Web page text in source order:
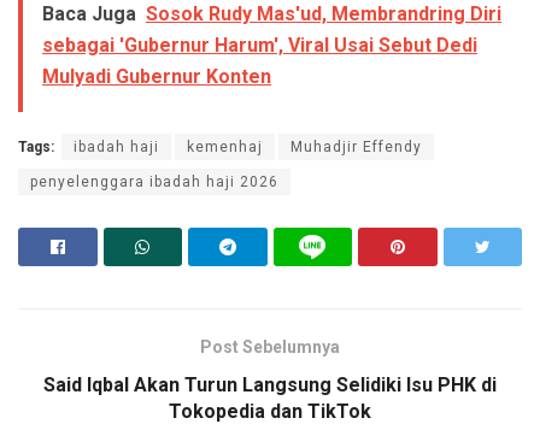
Baca Juga Sosok Rudy Mas'ud, Membrandring Diri
sebagai 'Gubernur Harum', Viral Usai Sebut Dedi
Mulyadi Gubernur Konten
Tags: ibadah haji kemenhaj Muhadjir Effendy
penyelenggara ibadah haji 2026
Post Sebelumnya
Said Iqbal Akan Turun Langsung Selidiki Isu PHK di
Tokopedia dan TikTok